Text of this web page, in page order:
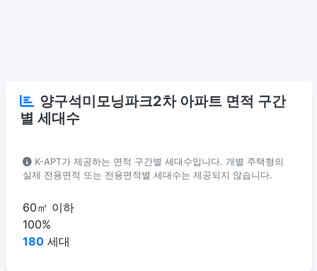
양구석미모닝파크2차 아파트 면적 구간
별 세대수
K-APT가 제공하는 면적 구간별 세대수입니다. 개별 주택형의
실제 전용면적 또는 전용면적별 세대수는 제공되지 않습니다.
60㎡ 이하
100%
180 세대